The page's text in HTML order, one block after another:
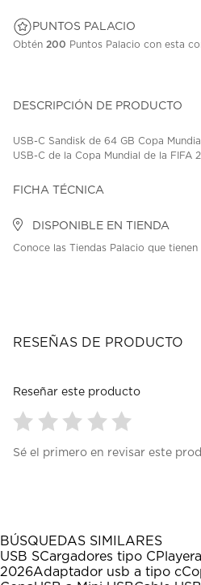
PUNTOS PALACIO
Obtén 200 Puntos Palacio con esta
DESCRIPCIÓN DE PRODUCTO
USB-C Sandisk de 64 GB Copa
USB-C de la Copa Mundial de la FIFA
FICHA TÉCNICA
DISPONIBLE EN TIENDA
Conoce las Tiendas Palacio que
RESEÑAS DE PRODUCTO
Reseñar este producto
para
1
estrella
Esta
acción
para
estrellas.
Esta
acción
para
estrellas.
Esta
acción
para
estrellas.
Esta
acción
para
estrellas.
Esta
acción
Sé el primero en revisar este
BÚSQUEDAS SIMILARES
USB SCargadores tipo C
2026Adaptador usb a tipo c